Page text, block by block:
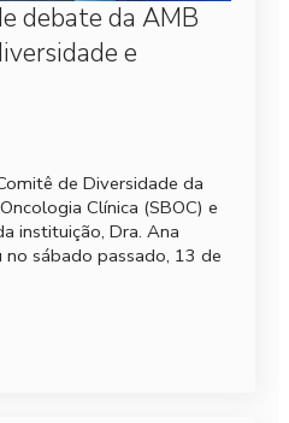
debate da AMB
e
de Diversidade da
Clínica (SBOC) e
instituição, Dra. Ana
sábado passado, 13 de